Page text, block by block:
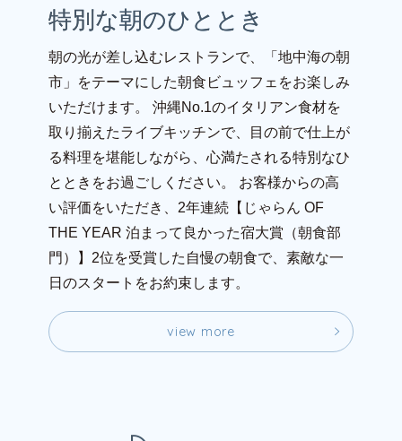
特別な朝のひととき
朝の光が差し込むレストランで、「地中海の朝
市」をテーマにした朝食ビュッフェをお楽しみ
いただけます。
沖縄No.1のイタリアン食材を
取り揃えたライブキッチンで、目の前で仕上が
る料理を堪能しながら、心満たされる特別なひ
とときをお過ごしください。
お客様からの高
い評価をいただき、2年連続【じゃらん OF
THE YEAR 泊まって良かった宿大賞（朝食部
門）】2位を受賞した自慢の朝食で、素敵な一
日のスタートをお約束します。
view more